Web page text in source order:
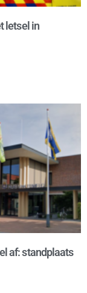
letsel in
af: standplaats